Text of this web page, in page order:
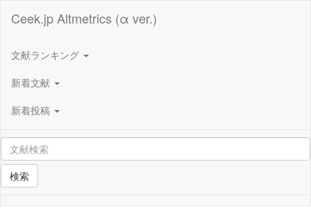
Ceek.jp Altmetrics (α ver.)
文献ランキング
新着文献
新着投稿
検索